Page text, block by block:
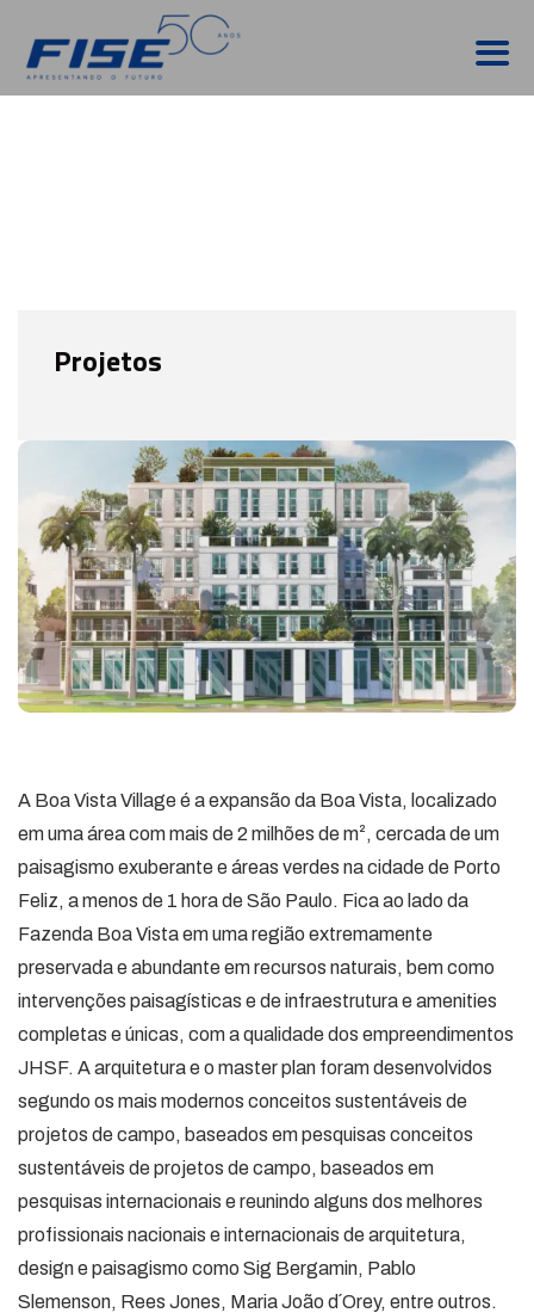
Projetos
A Boa Vista Village é a expansão da Boa Vista, localizado
em uma área com mais de 2 milhões de m², cercada de um
paisagismo exuberante e áreas verdes na cidade de Porto
Feliz, a menos de 1 hora de São Paulo. Fica ao lado da
Fazenda Boa Vista em uma região extremamente
preservada e abundante em recursos naturais, bem como
intervenções paisagísticas e de infraestrutura e amenities
completas e únicas, com a qualidade dos empreendimentos
JHSF. A arquitetura e o master plan foram desenvolvidos
segundo os mais modernos conceitos sustentáveis de
projetos de campo, baseados em pesquisas conceitos
sustentáveis de projetos de campo, baseados em
pesquisas internacionais e reunindo alguns dos melhores
profissionais nacionais e internacionais de arquitetura,
design e paisagismo como Sig Bergamin, Pablo
Slemenson, Rees Jones, Maria João d´Orey, entre outros.